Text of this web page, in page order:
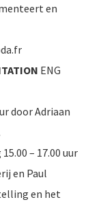
en
ENG
door Adriaan
– 17.00 uur
en Paul
en het